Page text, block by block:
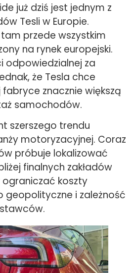
już dziś jest jednym z
Tesli w Europie.
przede wszystkim
na rynek europejski.
odpowiedzialnej za
że Tesla chce
znacznie większą
samochodów.
szerszego trendu
motoryzacyjnej. Coraz
próbuje lokalizować
finalnych zakładów
koszty
geopolityczne i zależność